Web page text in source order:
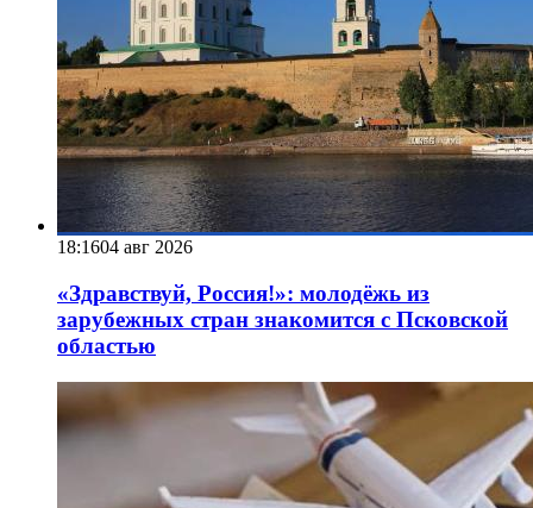
18:1604 авг 2026
«Здравствуй, Россия!»: молодёжь из
зарубежных стран знакомится с Псковской
областью